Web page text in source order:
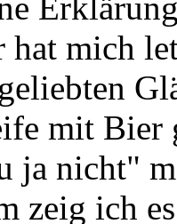
mich
mit Bier
ja nicht"
zeig ich